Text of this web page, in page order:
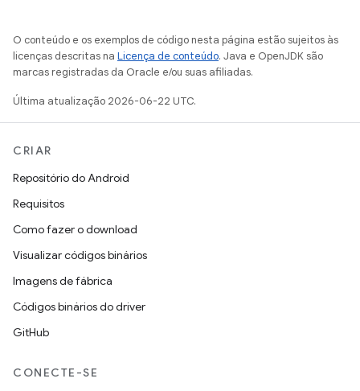
O conteúdo e os exemplos de código nesta página estão sujeitos às
licenças descritas na Licença de conteúdo. Java e OpenJDK são
marcas registradas da Oracle e/ou suas afiliadas.
Última atualização 2026-06-22 UTC.
CRIAR
Repositório do Android
Requisitos
Como fazer o download
Visualizar códigos binários
Imagens de fábrica
Códigos binários do driver
GitHub
CONECTE-SE